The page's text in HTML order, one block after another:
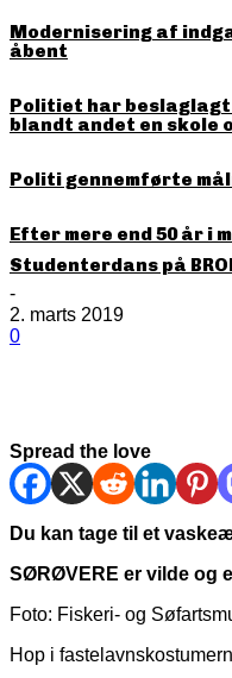
Modernisering af
åbent
Politiet har
blandt andet en skole
Politi gennemførte
Efter mere end 50 år i
Studenterdans på
-
2. marts 2019
0
Spread the love
Du kan tage til et
SØRØVERE er vilde og
Foto: Fiskeri- og
Hop i